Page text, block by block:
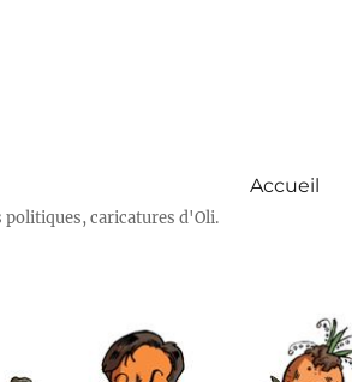
caricatures d'Oli.
Accueil